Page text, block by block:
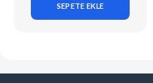
SEPETE EKLE